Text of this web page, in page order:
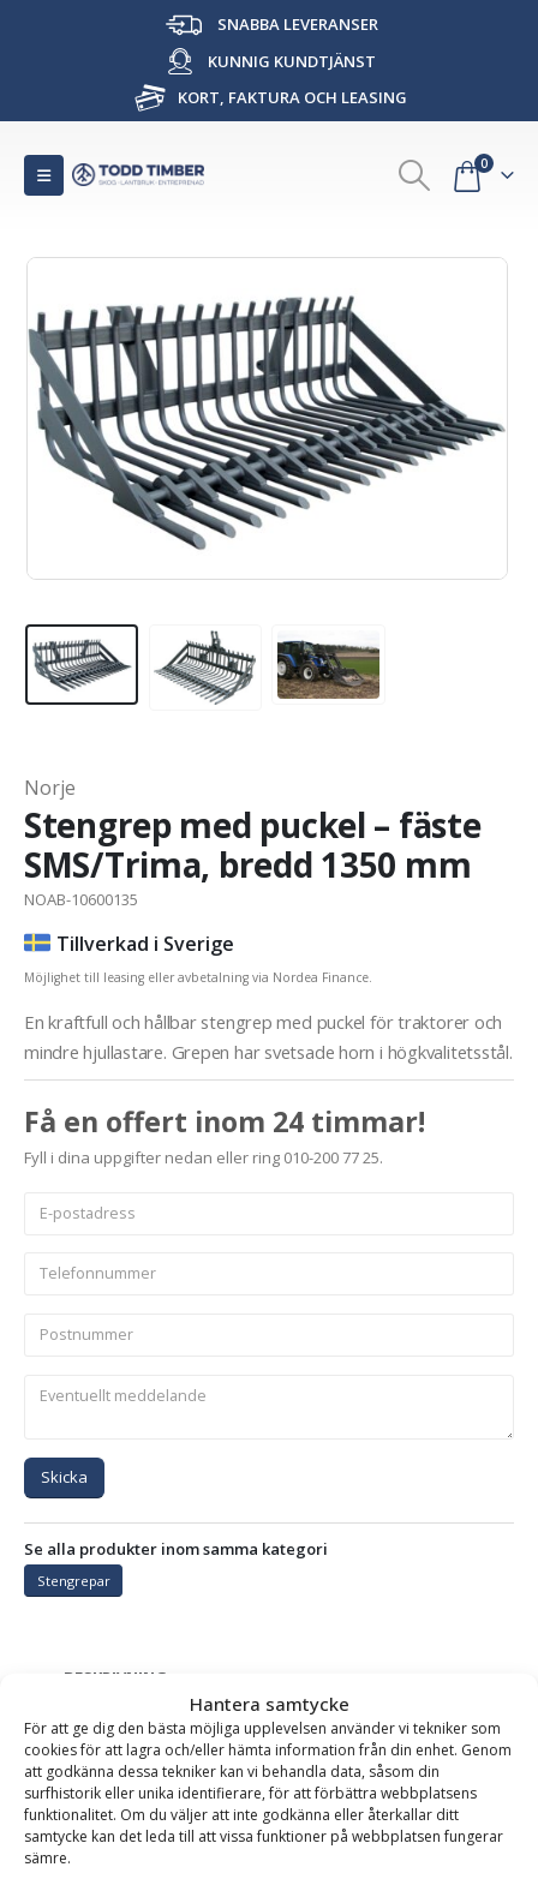
Hantera samtycke
För att ge dig den bästa möjliga upplevelsen använder vi tekniker som
cookies för att lagra och/eller hämta information från din enhet. Genom
att godkänna dessa tekniker kan vi behandla data, såsom din
surfhistorik eller unika identifierare, för att förbättra webbplatsens
funktionalitet. Om du väljer att inte godkänna eller återkallar ditt
samtycke kan det leda till att vissa funktioner på webbplatsen fungerar
sämre.
SNABBA LEVERANSER
KUNNIG KUNDTJÄNST
KORT, FAKTURA OCH LEASING
0
Norje
Stengrep med puckel – fäste
SMS/Trima, bredd 1350 mm
NOAB-10600135
Tillverkad i Sverige
Möjlighet till leasing eller avbetalning via Nordea Finance.
En kraftfull och hållbar stengrep med puckel för traktorer och
mindre hjullastare. Grepen har svetsade horn i högkvalitetsstål.
Få en offert inom 24 timmar!
Fyll i dina uppgifter nedan eller ring 010-200 77 25.
Skicka
Se alla produkter inom samma kategori
Stengrepar
BESKRIVNING
Stengrep med puckel – fäste SMS/Trima, bredd 1350
mm
En kraftfull och hållbar stengrep med puckel för traktorer och
mindre hjullastare. Grepen har svetsade horn i